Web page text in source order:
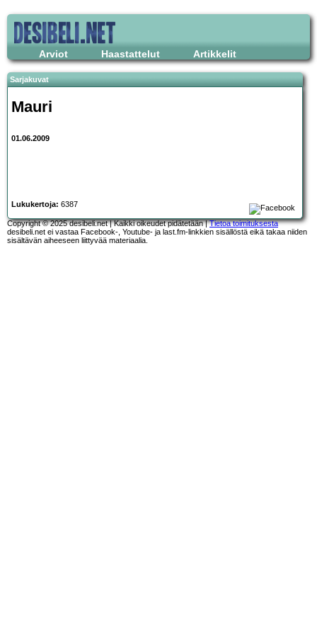
Arviot Haastattelut Artikkelit
Sarjakuvat
Mauri
01.06.2009
Lukukertoja: 6387
Copyright © 2025 desibeli.net | Kaikki oikeudet pidätetään |Tietoa toimituksesta
desibeli.net ei vastaa Facebook-, Youtube- ja last.fm-linkkien sisällöstä eikä takaa niiden
sisältävän aiheeseen liittyvää materiaalia.